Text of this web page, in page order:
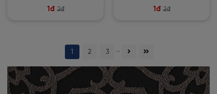
1đ 2đ
1đ 2đ
1 2 3 ...